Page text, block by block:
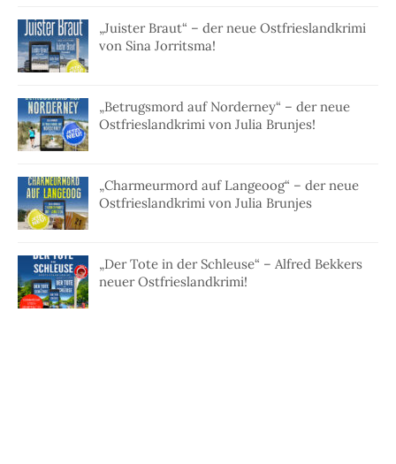
„Juister Braut“ – der neue Ostfrieslandkrimi
von Sina Jorritsma!
„Betrugsmord auf Norderney“ – der neue
Ostfrieslandkrimi von Julia Brunjes!
„Charmeurmord auf Langeoog“ – der neue
Ostfrieslandkrimi von Julia Brunjes
„Der Tote in der Schleuse“ – Alfred Bekkers
neuer Ostfrieslandkrimi!